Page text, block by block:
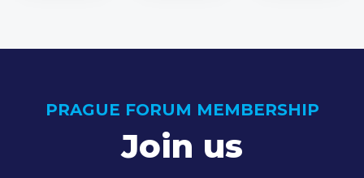
PRAGUE FORUM MEMBERSHIP
Join us